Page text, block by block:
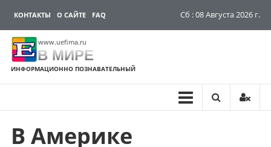
КОНТАКТЫ О САЙТЕ FAQ Сб : 08 Августа 2026 г.
www.uefima.ru
В МИРЕ
ИНФОРМАЦИОННО ПОЗНАВАТЕЛЬНЫЙ
ПерейтиВ Америке